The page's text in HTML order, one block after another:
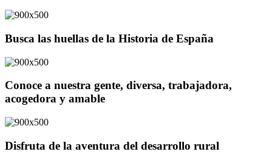
Busca las huellas de la Historia de España
Conoce a nuestra gente, diversa, trabajadora,
acogedora y amable
Disfruta de la aventura del desarrollo rural